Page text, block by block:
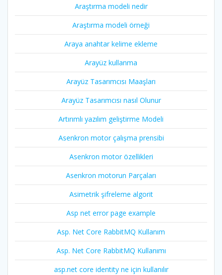
Araştırma modeli nedir
Araştırma modeli örneği
Araya anahtar kelime ekleme
Arayüz kullanma
Arayüz Tasarımcısı Maaşları
Arayüz Tasarımcısı nasıl Olunur
Artırımlı yazılım geliştirme Modeli
Asenkron motor çalışma prensibi
Asenkron motor özellikleri
Asenkron motorun Parçaları
Asimetrik şifreleme algorit
Asp net error page example
Asp. Net Core RabbitMQ Kullanım
Asp. Net Core RabbitMQ Kullanımı
asp.net core identity ne için kullanılır